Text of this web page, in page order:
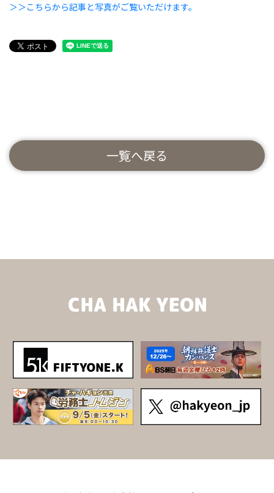
＞＞こちらから記事と写真がご覧いただけます。
一覧へ戻る